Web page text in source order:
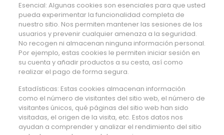
Esencial: Algunas cookies son esenciales para que usted
pueda experimentar la funcionalidad completa de
nuestro sitio. Nos permiten mantener las sesiones de los
usuarios y prevenir cualquier amenaza a la seguridad.
No recogen ni almacenan ninguna información personal.
Por ejemplo, estas cookies le permiten iniciar sesión en
su cuenta y añadir productos a su cesta, así como
realizar el pago de forma segura.
Estadísticas: Estas cookies almacenan información
como el número de visitantes del sitio web, el número de
visitantes únicos, qué páginas del sitio web han sido
visitadas, el origen de la visita, etc. Estos datos nos
ayudan a comprender y analizar el rendimiento del sitio